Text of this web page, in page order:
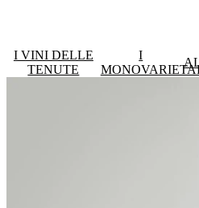
I VINI DELLE
TENUTE
I